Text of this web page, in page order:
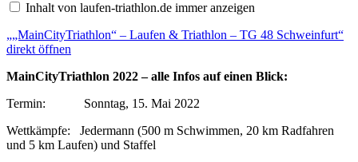
a
n
C
t
T
r
a
t
Inhalt von laufen-triathlon.de immer anzeigen
„„MainCityTriathlon“ – Laufen & Triathlon – TG 48 Schweinfurt“
direkt öffnen
MainCityTriathlon 2022 – alle Infos auf einen Blick:
Termin: Sonntag, 15. Mai 2022
Wettkämpfe: Jedermann (500 m Schwimmen, 20 km Radfahren
und 5 km Laufen) und Staffel